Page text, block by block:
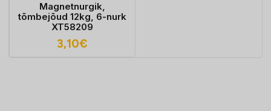
Magnetnurgik,
tõmbejõud 12kg, 6-nurk
XT58209
3,10€